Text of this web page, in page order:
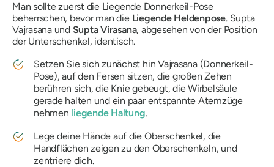
Man sollte zuerst die Liegende Donnerkeil-Pose
beherrschen, bevor man die Liegende Heldenpose. Supta
Vajrasanaund Supta Virasana, abgesehen von der Position
der Unterschenkel, identisch.
Setzen Sie sich zunächst hinVajrasana(Donnerkeil-
Pose), auf den Fersen sitzen, die großen Zehen
berühren sich, die Knie gebeugt, die Wirbelsäule
gerade halten und ein paar entspannte Atemzüge
nehmen liegende Haltung.
Lege deine Hände auf die Oberschenkel, die
Handflächen zeigen zu den Oberschenkeln, und
zentriere dich.